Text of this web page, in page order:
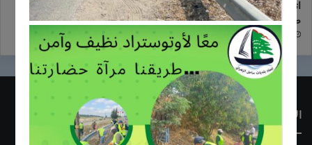
اتحاد بلديات ساحل الزهراني لدعم
صغار المزارعين
24/10/2025
یركز على دعم صغار المزارعین
في منطقة ساحل الزهراني
24/10/2025
الأكثر قراءة